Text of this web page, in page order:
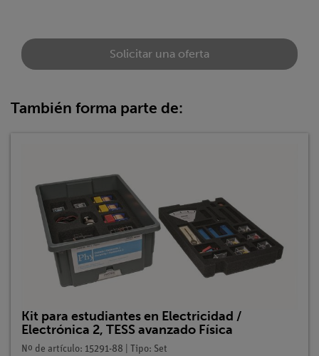
Solicitar una oferta
También forma parte de:
Kit para estudiantes en Electricidad /
Electrónica 2, TESS avanzado Física
Nº de artículo: 15291-88 | Tipo: Set